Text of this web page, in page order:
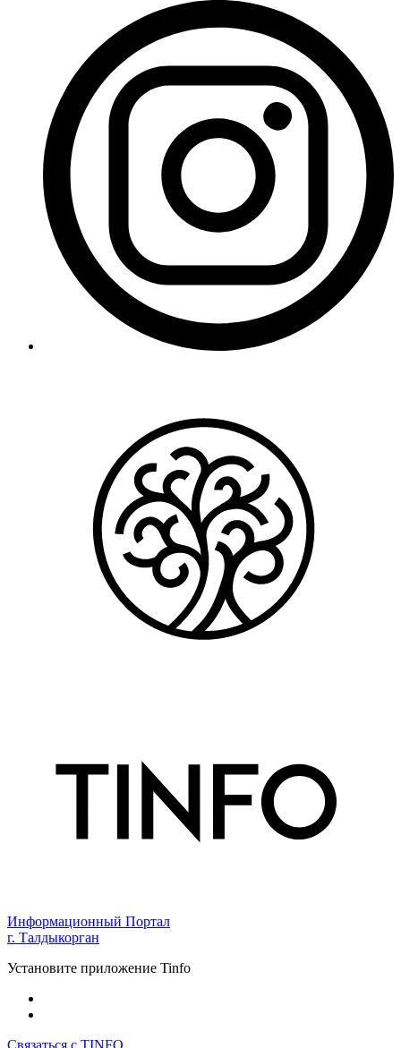
Информационный Портал
г. Талдыкорган
Установите приложение Tinfo
Связаться с TINFO